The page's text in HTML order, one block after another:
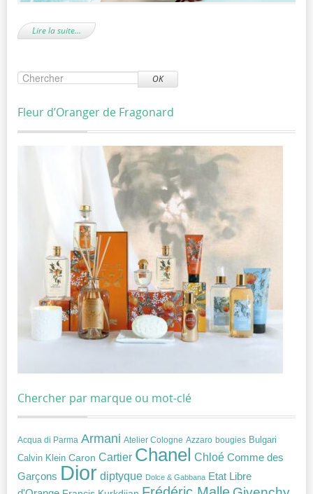
Lire la suite…
OK
Fleur d’Oranger de Fragonard
Chercher par marque ou mot-clé
Acqua di Parma Armani Atelier Cologne Azzaro bougies Bulgari
Calvin Klein Caron Cartier Chanel Chloé Comme des
Garçons Dior diptyque Dolce & Gabbana Etat Libre